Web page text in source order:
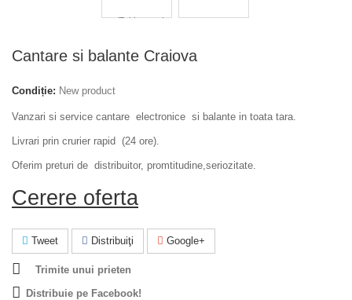
Cantare si balante Craiova
Condiție: New product
Vanzari si service cantare electronice si balante in toata tara.
Livrari prin crurier rapid (24 ore).
Oferim preturi de distribuitor, promtitudine,seriozitate.
Cerere oferta
Tweet Distribuiţi Google+
Trimite unui prieten
Distribuie pe Facebook!